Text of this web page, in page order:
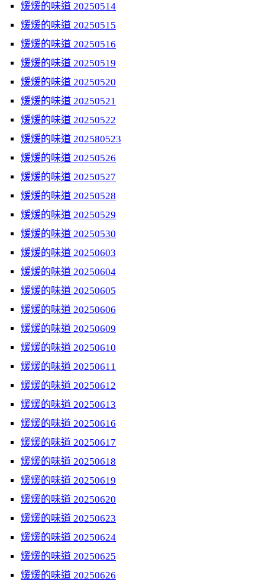
煖煖的味道 20250514
煖煖的味道 20250515
煖煖的味道 20250516
煖煖的味道 20250519
煖煖的味道 20250520
煖煖的味道 20250521
煖煖的味道 20250522
煖煖的味道 202580523
煖煖的味道 20250526
煖煖的味道 20250527
煖煖的味道 20250528
煖煖的味道 20250529
煖煖的味道 20250530
煖煖的味道 20250603
煖煖的味道 20250604
煖煖的味道 20250605
煖煖的味道 20250606
煖煖的味道 20250609
煖煖的味道 20250610
煖煖的味道 20250611
煖煖的味道 20250612
煖煖的味道 20250613
煖煖的味道 20250616
煖煖的味道 20250617
煖煖的味道 20250618
煖煖的味道 20250619
煖煖的味道 20250620
煖煖的味道 20250623
煖煖的味道 20250624
煖煖的味道 20250625
煖煖的味道 20250626